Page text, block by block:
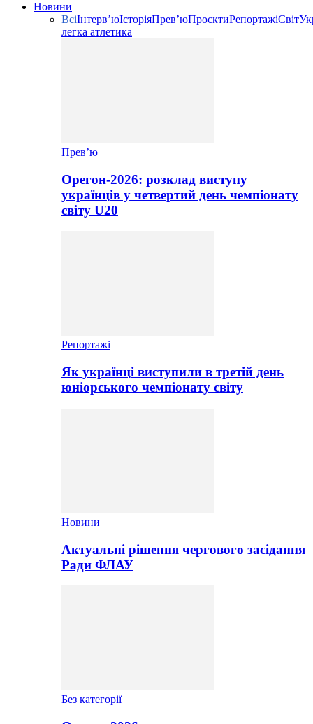
Новини
ВсіІнтерв’юІсторіяПрев’юПроєктиРепортажіСвіт
легка атлетика
Прев’ю
Орегон-2026: розклад виступу
українців у четвертий день чемпіонату
світу U20
Репортажі
Як українці виступили в третій день
юніорського чемпіонату світу
Новини
Актуальні рішення чергового засідання
Ради ФЛАУ
Без категорії